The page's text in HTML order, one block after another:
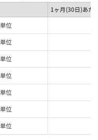
1ヶ月(30日)あた
位
位
位
位
位
位
位